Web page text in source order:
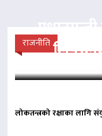
राजनीति
लोकतन्त्रको रक्षाका